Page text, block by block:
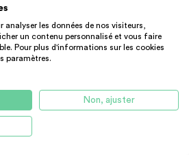
CHAMBRE
analyser les données de nos visiteurs,
un contenu personnalisé et vous faire
Pour plus d'informations sur les cookies
paramètres.
Non, ajuster